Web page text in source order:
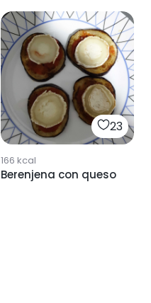
23
166 kcal
Berenjena con queso